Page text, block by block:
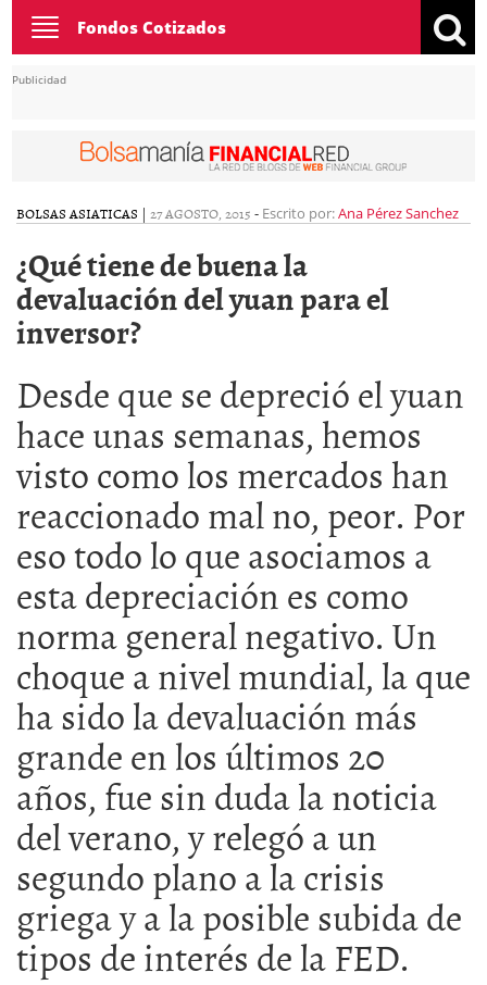
Toggle
navigation
Fondos Cotizados
Publicidad
BOLSAS ASIATICAS | 27 AGOSTO, 2015 - Escrito por:Ana Pérez Sanchez
¿Qué tiene de buena la
devaluación del yuan para el
inversor?
Desde que se depreció el yuan
hace unas semanas, hemos
visto como los mercados han
reaccionado mal no, peor. Por
eso todo lo que asociamos a
esta depreciación es como
norma general negativo. Un
choque a nivel mundial, la que
ha sido la devaluación más
grande en los últimos 20
años, fue sin duda la noticia
del verano, y relegó a un
segundo plano a la crisis
griega y a la posible subida de
tipos de interés de la FED.